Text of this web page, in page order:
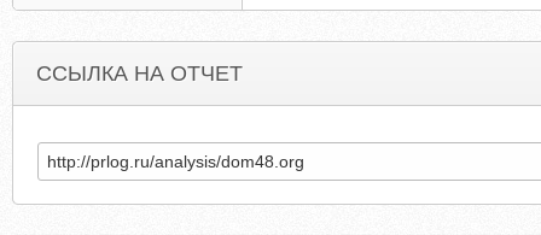
ССЫЛКА НА ОТЧЕТ